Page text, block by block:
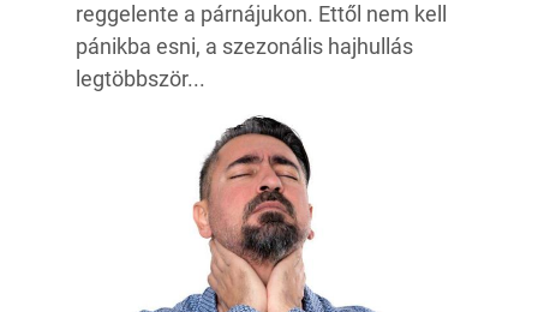
reggelente a párnájukon. Ettől nem kell
pánikba esni, a szezonális hajhullás
legtöbbször...